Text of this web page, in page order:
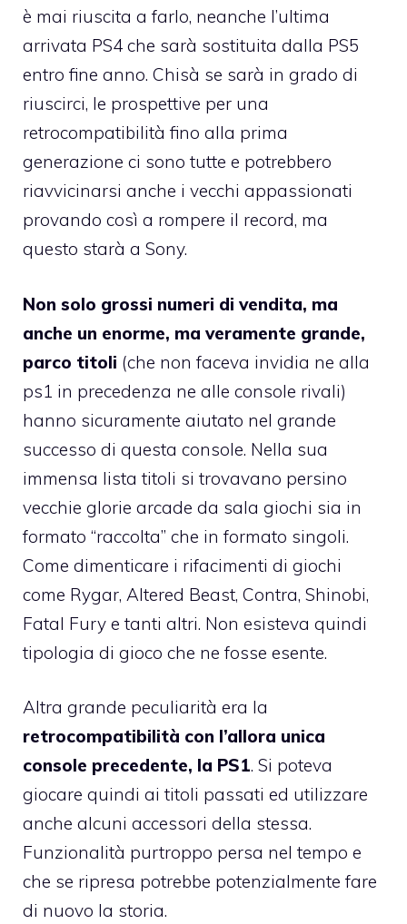
è mai riuscita a farlo, neanche l’ultima
arrivata PS4 che sarà sostituita dalla PS5
entro fine anno. Chisà se sarà in grado di
riuscirci, le prospettive per una
retrocompatibilità fino alla prima
generazione ci sono tutte e potrebbero
riavvicinarsi anche i vecchi appassionati
provando così a rompere il record, ma
questo starà a Sony.
Non solo grossi numeri di vendita, ma
anche un enorme, ma veramente grande,
parco titoli (che non faceva invidia ne alla
ps1 in precedenza ne alle console rivali)
hanno sicuramente aiutato nel grande
successo di questa console. Nella sua
immensa lista titoli si trovavano persino
vecchie glorie arcade da sala giochi sia in
formato “raccolta” che in formato singoli.
Come dimenticare i rifacimenti di giochi
come Rygar, Altered Beast, Contra, Shinobi,
Fatal Fury e tanti altri. Non esisteva quindi
tipologia di gioco che ne fosse esente.
Altra grande peculiarità era la
retrocompatibilità con l’allora unica
console precedente, la PS1. Si poteva
giocare quindi ai titoli passati ed utilizzare
anche alcuni accessori della stessa.
Funzionalità purtroppo persa nel tempo e
che se ripresa potrebbe potenzialmente fare
di nuovo la storia.